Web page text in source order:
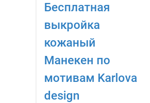
Бесплатная
выкройка
кожаный
Манекен по
мотивам Karlova
design